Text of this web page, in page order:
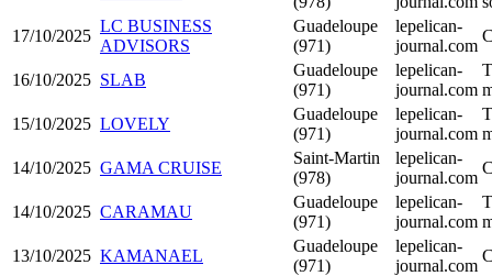
17/10/2025
LC BUSINESS
ADVISORS
Guadeloupe
(971)
lepelican-
journal.com
16/10/2025 SLAB
Guadeloupe
(971)
lepelican-
journal.com
15/10/2025 LOVELY
Guadeloupe
(971)
lepelican-
journal.com
14/10/2025 GAMA CRUISE
Saint-Martin
(978)
lepelican-
journal.com
14/10/2025 CARAMAU
Guadeloupe
(971)
lepelican-
journal.com
13/10/2025 KAMANAEL
Guadeloupe
(971)
lepelican-
journal.com